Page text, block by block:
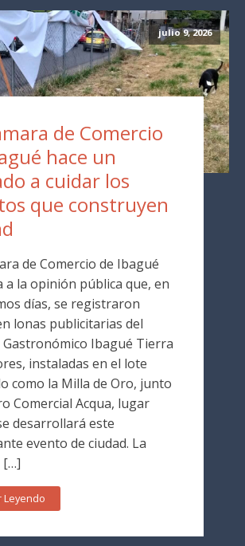
julio 9, 2026
de Comercio
hace un
a cuidar los
que construyen
de Comercio de Ibagué
a la opinión pública que, en
días, se registraron
lonas publicitarias del
Gastronómico Ibagué Tierra
instaladas en el lote
como la Milla de Oro, junto
Comercial Acqua, lugar
desarrollará este
evento de ciudad. La
[…]
Leyendo